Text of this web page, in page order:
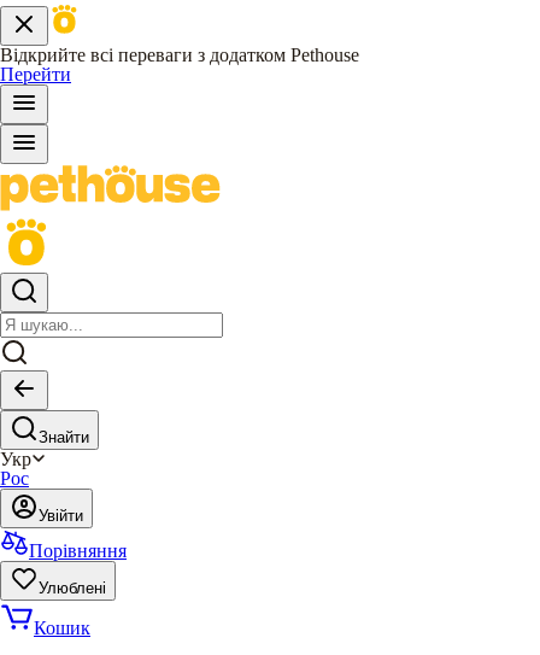
Відкрийте всі переваги з додатком Pethouse
Перейти
Знайти
Укр
Рос
Увійти
Порівняння
Улюблені
Кошик